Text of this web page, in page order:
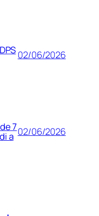
02/06/2026
7
a 02/06/2026